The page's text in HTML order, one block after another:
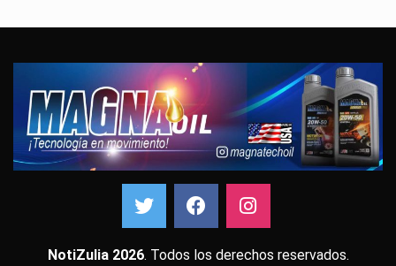
NotiZulia 2026. Todos los derechos reservados.